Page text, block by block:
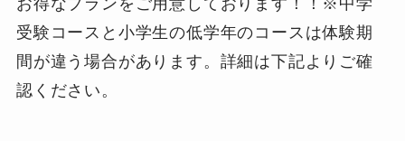
受験コースと小学生の低学年のコースは体験期
間が違う場合があります。詳細は下記よりご確
認ください。